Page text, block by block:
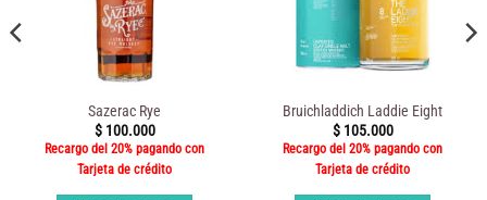
Sazerac Rye
$100.000
Recargo del 20% pagando con
Tarjeta de crédito
Bruichladdich Laddie Eight
$105.000
Recargo del 20% pagando con
Tarjeta de crédito